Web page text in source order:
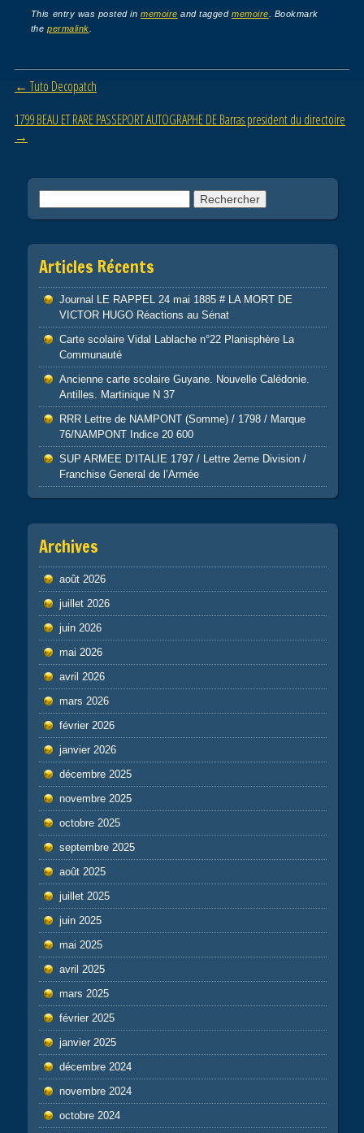
c
e
b
o
o
tt
ail
ta
er
This entry was posted inmemoire and taggedmemoire . Bookmark
thepermalink
Post navigation
← Tuto Decopatch
1799 BEAU ET RARE PASSEPORT AUTOGRAPHE DE Barras president du directoire
→
Articles Récents
Journal LE RAPPEL 24 mai 1885 # LA MORT DE
VICTOR HUGO Réactions au Sénat
Carte scolaire Vidal Lablache n°22 Planisphère La
Communauté
Ancienne carte scolaire Guyane. Nouvelle Calédonie.
Antilles. Martinique N 37
RRR Lettre de NAMPONT (Somme) / 1798 / Marque
76/NAMPONT Indice 20 600
SUP ARMEE D’ITALIE 1797 / Lettre 2eme Division /
Franchise General de l’Armée
Archives
août 2026
juillet 2026
juin 2026
mai 2026
avril 2026
mars 2026
février 2026
janvier 2026
décembre 2025
novembre 2025
octobre 2025
septembre 2025
août 2025
juillet 2025
juin 2025
mai 2025
avril 2025
mars 2025
février 2025
janvier 2025
décembre 2024
novembre 2024
octobre 2024